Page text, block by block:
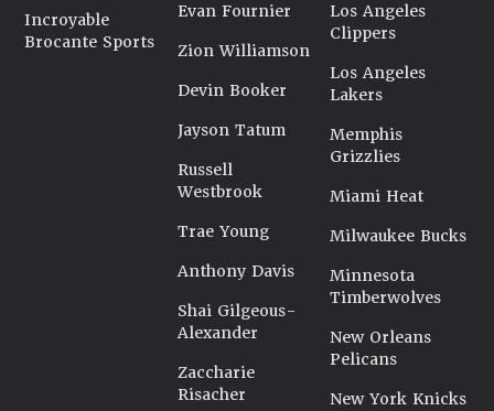
Incroyable
Brocante Sports
Evan Fournier
Zion Williamson
Devin Booker
Jayson Tatum
Russell
Westbrook
Trae Young
Anthony Davis
Shai Gilgeous-
Alexander
Zaccharie
Risacher
Los Angeles
Clippers
Los Angeles
Lakers
Memphis
Grizzlies
Miami Heat
Milwaukee Bucks
Minnesota
Timberwolves
New Orleans
Pelicans
New York Knicks